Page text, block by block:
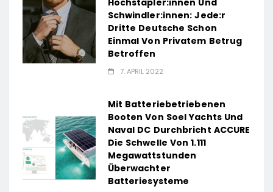
Hochstapler:innen Und
Schwindler:innen: Jede:r
Dritte Deutsche Schon
Einmal Von Privatem Betrug
Betroffen
7. APRIL 2022
Mit Batteriebetriebenen
Booten Von Soel Yachts Und
Naval DC Durchbricht ACCURE
Die Schwelle Von 1.111
Megawattstunden
Überwachter
Batteriesysteme